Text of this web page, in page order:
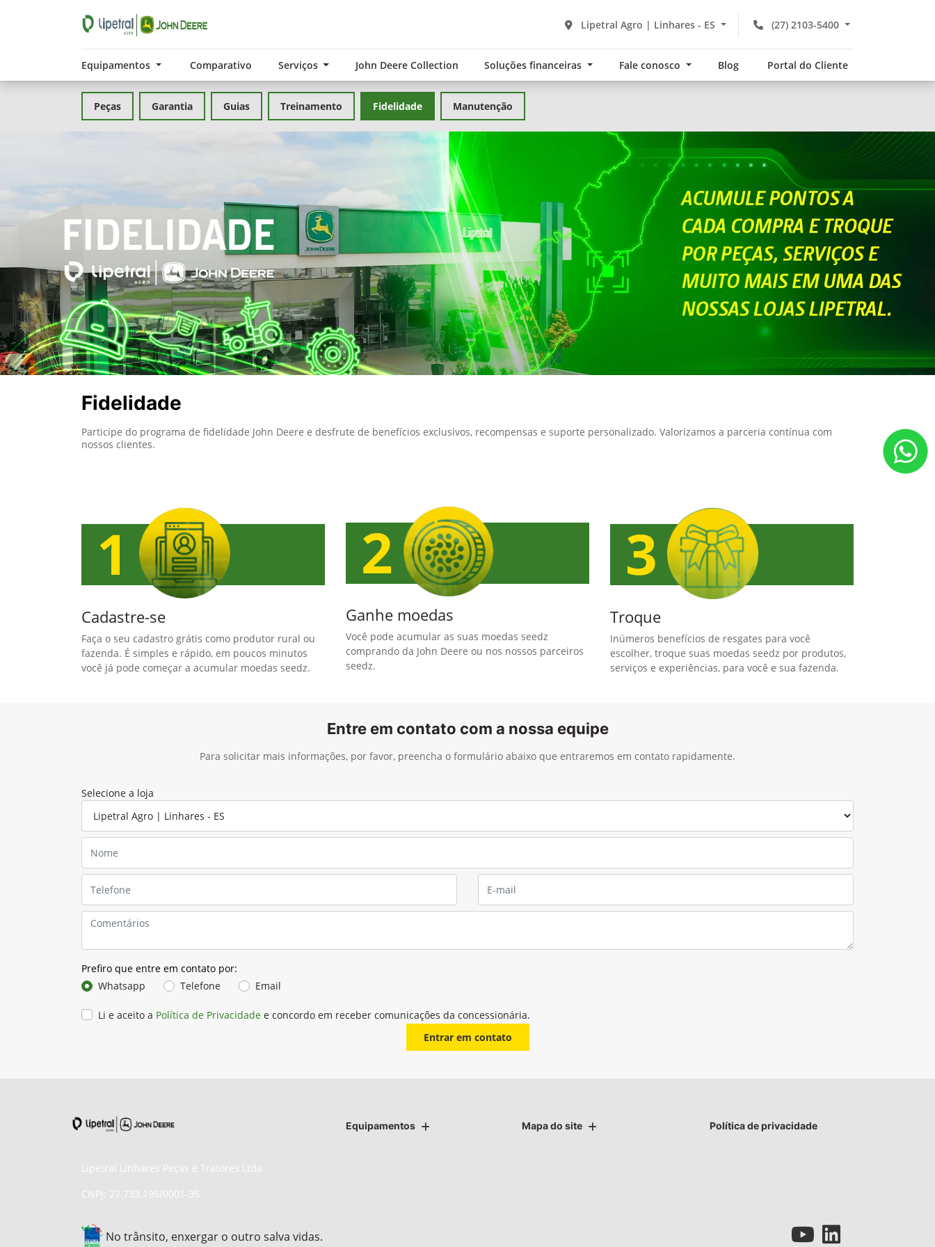
(27) 2103-5400
Lipetral Agro | Linhares - ES
Equipamentos Comparativo Serviços John Deere Collection Soluções financeiras Fale conosco Blog Portal do Cliente
Peças Garantia Guias Treinamento Fidelidade Manutenção
Fidelidade
Participe do programa de fidelidade John Deere e desfrute de benefícios exclusivos, recompensas e suporte personalizado. Valorizamos a parceria contínua com
nossos clientes.
Cadastre-se
Faça o seu cadastro grátis como produtor rural ou
fazenda. É simples e rápido, em poucos minutos
você já pode começar a acumular moedas seedz.
Ganhe moedas
Você pode acumular as suas moedas seedz
comprando da John Deere ou nos nossos parceiros
seedz.
Troque
Inúmeros benefícios de resgates para você
escolher, troque suas moedas seedz por produtos,
serviços e experiências, para você e sua fazenda.
Entre em contato com a nossa equipe
Para solicitar mais informações, por favor, preencha o formulário abaixo que entraremos em contato rapidamente.
Selecione a loja
Prefiro que entre em contato por:
Whatsapp
Telefone Email
Li e aceito a Política de Privacidade e concordo em receber comunicações da concessionária.
Entrar em contato
Equipamentos Mapa do site Política de privacidade
Lipetral Linhares Peças e Tratores Ltda
CNPJ: 27.733.195/0001-35
No trânsito, enxergar o outro salva vidas.